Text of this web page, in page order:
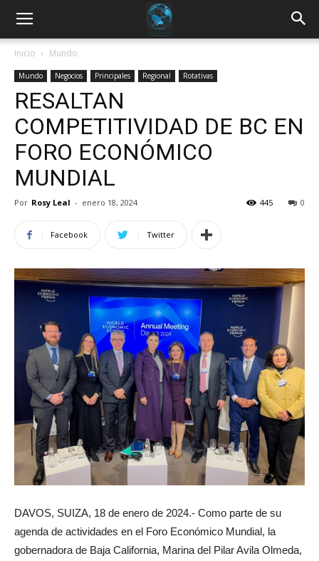
Inicio Mundo
Mundo Negocios Principales Regional Rotativas
RESALTAN
COMPETITIVIDAD DE BC EN
FORO ECONÓMICO
MUNDIAL
Por Rosy Leal - enero 18, 2024 0
445
Facebook Twitter
DAVOS, SUIZA, 18 de enero de 2024.- Como parte de su
agenda de actividades en el Foro Económico Mundial, la
gobernadora de Baja California, Marina del Pilar Avila Olmeda,